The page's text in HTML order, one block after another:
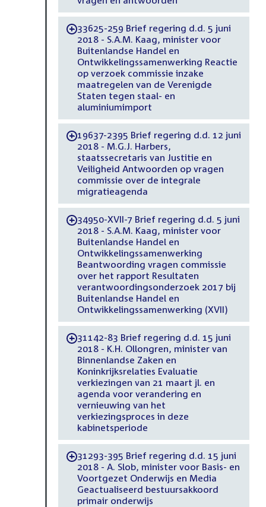
-33625-259 Brief regering d.d. 5 juni
2018 - S.A.M. Kaag, minister voor
Buitenlandse Handel en
Ontwikkelingssamenwerking Reactie
op verzoek commissie inzake
maatregelen van de Verenigde
Staten tegen staal- en
aluminiumimport
-19637-2395 Brief regering d.d. 12 juni
2018 - M.G.J. Harbers,
staatssecretaris van Justitie en
Veiligheid Antwoorden op vragen
commissie over de integrale
migratieagenda
-34950-XVII-7 Brief regering d.d. 5 juni
2018 - S.A.M. Kaag, minister voor
Buitenlandse Handel en
Ontwikkelingssamenwerking
Beantwoording vragen commissie
over het rapport Resultaten
verantwoordingsonderzoek 2017 bij
Buitenlandse Handel en
Ontwikkelingssamenwerking (XVII)
-31142-83 Brief regering d.d. 15 juni
2018 - K.H. Ollongren, minister van
Binnenlandse Zaken en
Koninkrijksrelaties Evaluatie
verkiezingen van 21 maart jl. en
agenda voor verandering en
vernieuwing van het
verkiezingsproces in deze
kabinetsperiode
-31293-395 Brief regering d.d. 15 juni
2018 - A. Slob, minister voor Basis- en
Voortgezet Onderwijs en Media
Geactualiseerd bestuursakkoord
primair onderwijs